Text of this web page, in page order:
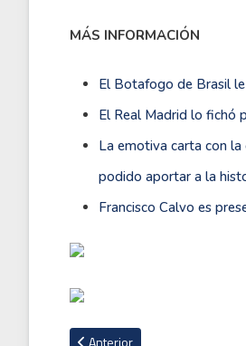
MÁS INFORMACIÓN
El Botafogo de Brasil
El Real Madrid lo fichó
La emotiva carta con la
podido aportar a la
Francisco Calvo es
Artículo anterior: VIDEO:
Anterior